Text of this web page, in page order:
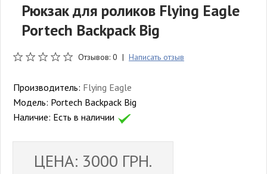
Рюкзак для роликов Flying Eagle
Portech Backpack Big
Отзывов: 0 | Написать отзыв
Производитель: Flying Eagle
Модель: Portech Backpack Big
Наличие: Есть в наличии
ЦЕНА: 3000 ГРН.